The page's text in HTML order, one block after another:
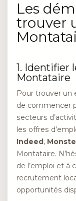
Les
trouver
1. Identifier
Montataire
Pour trouver un
de commencer
secteurs
les offres
Indeed,
Montataire.
de l’emploi et à
recrutement
opportunités